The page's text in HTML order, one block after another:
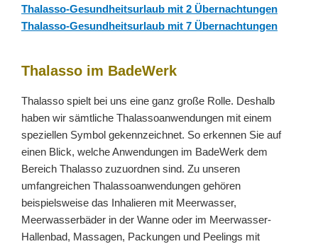
Thalasso-Gesundheitsurlaub mit 2 Übernachtungen
Thalasso-Gesundheitsurlaub mit 7 Übernachtungen
Thalasso im BadeWerk
Thalasso spielt bei uns eine ganz große Rolle. Deshalb
haben wir sämtliche Thalassoanwendungen mit einem
speziellen Symbol gekennzeichnet. So erkennen Sie auf
einen Blick, welche Anwendungen im BadeWerk dem
Bereich Thalasso zuzuordnen sind. Zu unseren
umfangreichen Thalassoanwendungen gehören
beispielsweise das Inhalieren mit Meerwasser,
Meerwasserbäder in der Wanne oder im Meerwasser-
Hallenbad, Massagen, Packungen und Peelings mit